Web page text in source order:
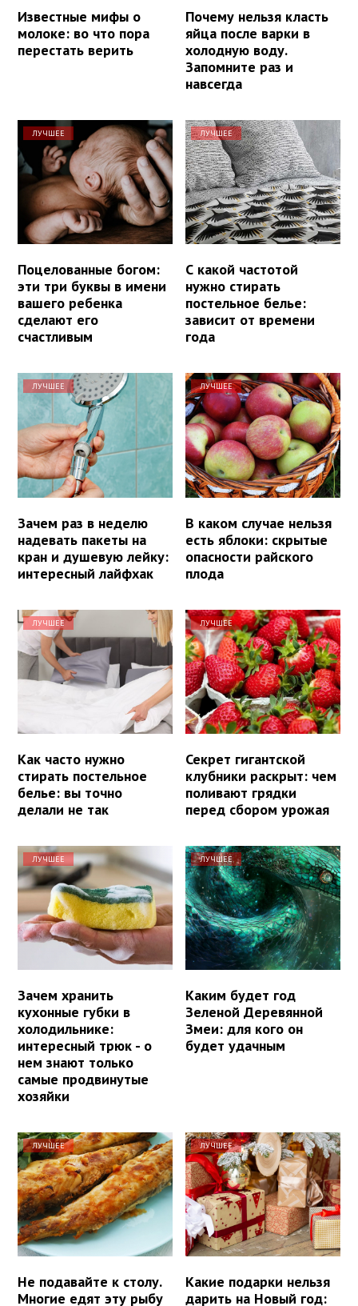
Известные мифы о
молоке: во что пора
перестать верить
Почему нельзя класть
яйца после варки в
холодную воду.
Запомните раз и
навсегда
ЛУЧШЕЕ
Поцелованные богом:
эти три буквы в имени
вашего ребенка
сделают его
счастливым
ЛУЧШЕЕ
С какой частотой
нужно стирать
постельное белье:
зависит от времени
года
ЛУЧШЕЕ
Зачем раз в неделю
надевать пакеты на
кран и душевую лейку:
интересный лайфхак
ЛУЧШЕЕ
В каком случае нельзя
есть яблоки: скрытые
опасности райского
плода
ЛУЧШЕЕ
Как часто нужно
стирать постельное
белье: вы точно
делали не так
ЛУЧШЕЕ
Секрет гигантской
клубники раскрыт: чем
поливают грядки
перед сбором урожая
ЛУЧШЕЕ
Зачем хранить
кухонные губки в
холодильнике:
интересный трюк - о
нем знают только
самые продвинутые
хозяйки
ЛУЧШЕЕ
Каким будет год
Зеленой Деревянной
Змеи: для кого он
будет удачным
ЛУЧШЕЕ
Не подавайте к столу.
Многие едят эту рыбу
ЛУЧШЕЕ
Какие подарки нельзя
дарить на Новый год: